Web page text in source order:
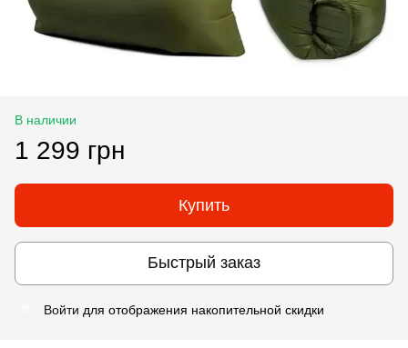
В наличии
1 299 грн
Купить
Быстрый заказ
Войти для отображения накопительной скидки